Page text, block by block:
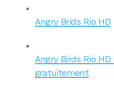
Angry Brids Rio HD
Angry Birds Rio
gratuitement